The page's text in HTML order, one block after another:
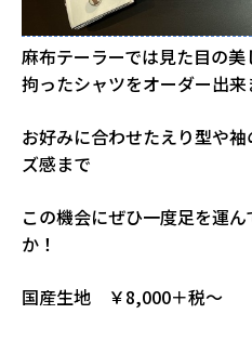
麻布テーラーでは見た目の
拘ったシャツをオーダー出来
お好みに合わせたえり型や
ズ感まで
この機会にぜひ一度足を運
か！
国産生地 ￥8,000＋税～